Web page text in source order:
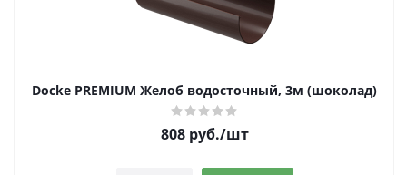
Docke PREMIUM Желоб водосточный, 3м (шоколад)
808руб./шт